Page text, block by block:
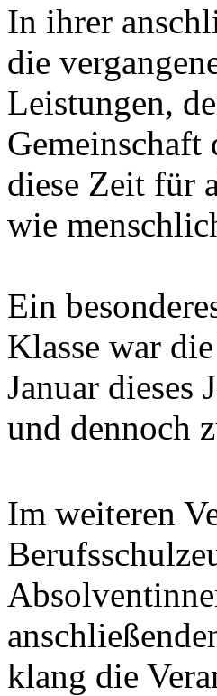
In ihrer
die
Leistungen,
Gemeinschaft
diese Zeit für
wie
Ein
Klasse war
Januar dieses
und dennoch
Im weiteren
klang die